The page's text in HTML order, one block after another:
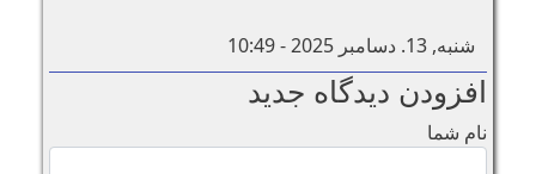
شنبه, 13. دسامبر 2025 - 10:49
افزودن دیدگاه جدید
نام شما